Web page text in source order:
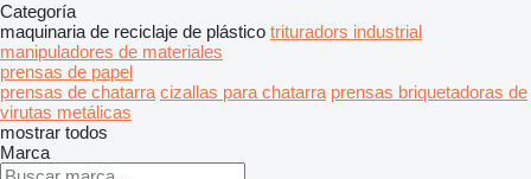
Categoría
maquinaria de reciclaje de plástico trituradors industrial
manipuladores de materiales
prensas de papel
prensas de chatarra cizallas para chatarra prensas briquetadoras de
virutas metálicas
mostrar todos
Marca